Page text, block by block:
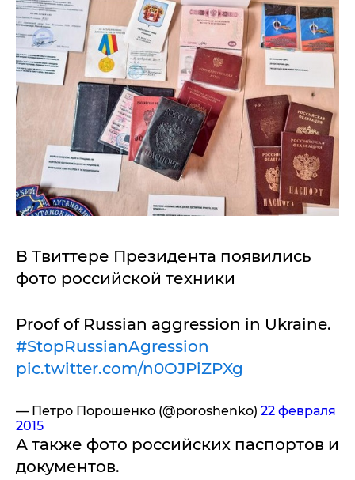
В Твиттере Президента появились
фото российской техники
Proof of Russian aggression in Ukraine.
#StopRussianAgression
pic.twitter.com/n0OJPiZPXg
— Петро Порошенко (@poroshenko) 22 февраля
2015
А также фото российских паспортов и
документов.